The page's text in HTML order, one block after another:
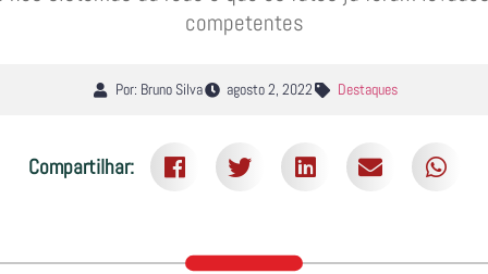
competentes
Por: Bruno Silva agosto 2, 2022 Destaques
Compartilhar: